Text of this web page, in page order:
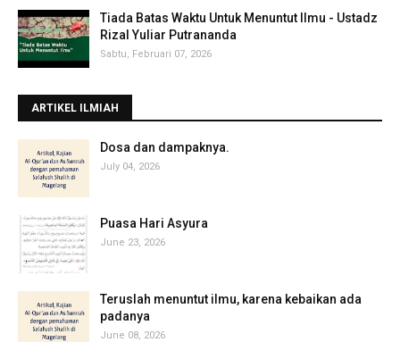
Tiada Batas Waktu Untuk Menuntut Ilmu - Ustadz
Rizal Yuliar Putrananda
Sabtu, Februari 07, 2026
ARTIKEL ILMIAH
‎Dosa dan dampaknya.
July 04, 2026
Puasa Hari Asyura
June 23, 2026
Teruslah menuntut ilmu, karena kebaikan ada
padanya
June 08, 2026